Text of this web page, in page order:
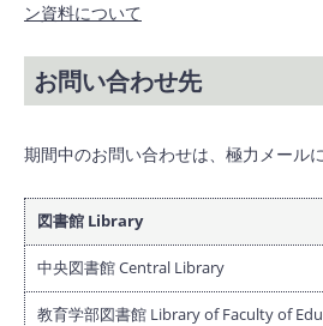
ン資料について
お問い合わせ先
期間中のお問い合わせは、極力メール
図書館 Library
中央図書館 Central Library
教育学部図書館 Library of Faculty of